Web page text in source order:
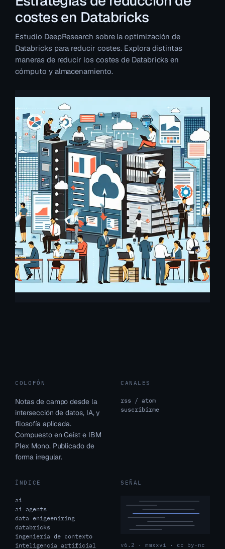
costes en Databricks
Estudio DeepResearch sobre la optimización de
Databricks para reducir costes. Explora distintas
maneras de reducir los costes de Databricks en
cómputo y almacenamiento.
COLOFÓN
Notas de campo desde la
intersección de datos, IA, y
filosofía aplicada.
Compuesto en Geist e IBM
Plex Mono. Publicado de
forma irregular.
CANALES
rss / atom
suscribirme
ÍNDICE
ai
ai agents
data enigeeniring
databricks
ingeniería de contexto
inteligencia artificial
SEÑAL
v6.2 · mmxxvi · cc by-nc